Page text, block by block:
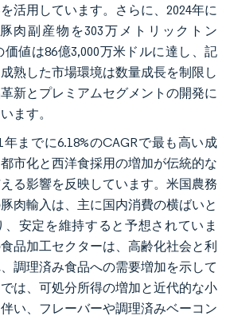
活用しています。さらに、2024年に
肉副産物を303万メトリックトン
価値は86億3,000万米ドルに達し、記
熟した市場環境は数量成長を制限し
新とプレミアムセグメントの開発に
ます。
までに6.18%のCAGRで最も高い成
市化と西洋食採用の増加が伝統的な
る影響を反映しています。米国農務
肉輸入は、主に国内消費の横ばいと
安定を維持すると予想されていま
品加工セクターは、高齢化社会と利
調理済み食品への需要増加を示して
は、可処分所得の増加と近代的な小
い、フレーバーや調理済みベーコン